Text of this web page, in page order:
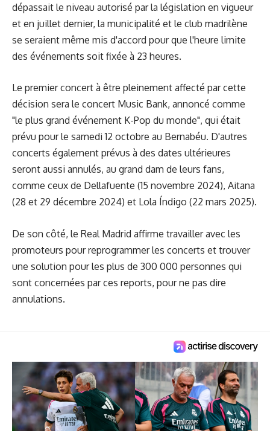
dépassait le niveau autorisé par la législation en vigueur
et en juillet dernier, la municipalité et le club madrilène
se seraient même mis d'accord pour que l'heure limite
des événements soit fixée à 23 heures.
Le premier concert à être pleinement affecté par cette
décision sera le concert Music Bank, annoncé comme
"le plus grand événement K-Pop du monde", qui était
prévu pour le samedi 12 octobre au Bernabéu. D'autres
concerts également prévus à des dates ultérieures
seront aussi annulés, au grand dam de leurs fans,
comme ceux de Dellafuente (15 novembre 2024), Aitana
(28 et 29 décembre 2024) et Lola Índigo (22 mars 2025).
De son côté, le Real Madrid affirme travailler avec les
promoteurs pour reprogrammer les concerts et trouver
une solution pour les plus de 300 000 personnes qui
sont concernées par ces reports, pour ne pas dire
annulations.